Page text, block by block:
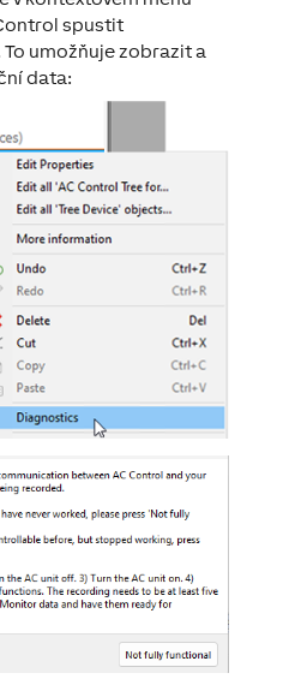
spustit
umožňuje zobrazit a
data: